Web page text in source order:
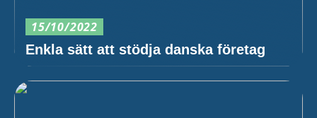
15/10/2022
Enkla sätt att stödja danska företag